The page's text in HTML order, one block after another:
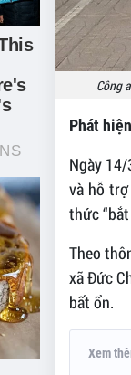
Công
Phát
Ngày
và hỗ
thức
Theo
xã Đức
bất ổn.
Xem